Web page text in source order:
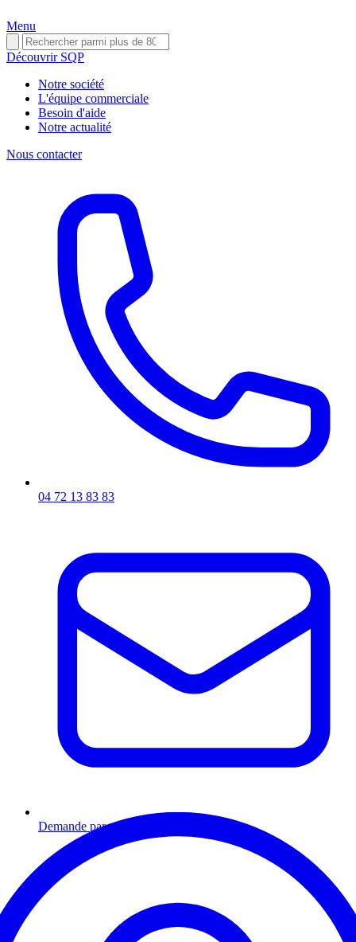
Menu
Découvrir SQP
Notre société
L'équipe commerciale
Besoin d'aide
Notre actualité
Nous contacter
04 72 13 83 83
Demande par email